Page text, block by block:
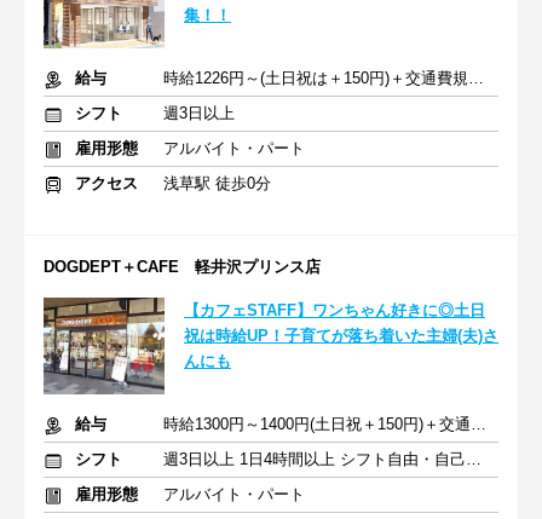
集！！
給与
時給1226円～(土日祝は＋150円)＋交通費規定支給（上限あり）
シフト
週3日以上
雇用形態
アルバイト・パート
アクセス
浅草駅 徒歩0分
DOGDEPT＋CAFE 軽井沢プリンス店
【カフェSTAFF】ワンちゃん好きに◎土日
祝は時給UP！子育てが落ち着いた主婦(夫)さ
んにも
給与
時給1300円～1400円(土日祝＋150円)＋交通費支給（上限あり）
シフト
週3日以上 1日4時間以上 シフト自由・自己申告
雇用形態
アルバイト・パート